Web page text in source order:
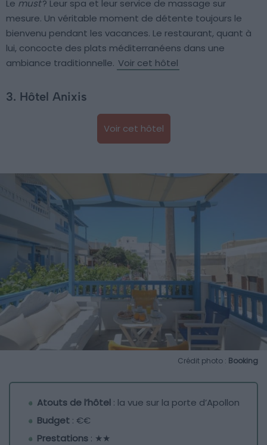
Le must? Leur spa et leur service de massage sur
mesure. Un véritable moment de détente toujours le
bienvenu pendant les vacances. Le restaurant, quant à
lui, concocte des plats méditerranéens dans une
ambiance traditionnelle. Voir cet hôtel
3. Hôtel Anixis
Voir cet hôtel
Crédit photo : Booking
Atouts de l’hôtel : la vue sur la porte d’Apollon
Budget : €€
Prestations : ★★